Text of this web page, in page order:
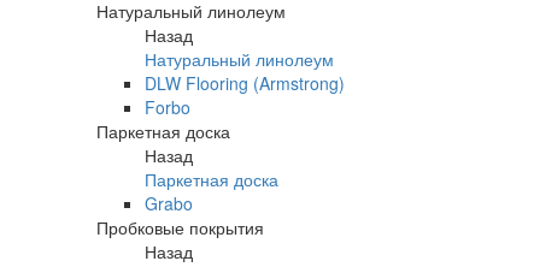
Натуральный линолеум
Назад
Натуральный линолеум
DLW Flooring (Armstrong)
Forbo
Паркетная доска
Назад
Паркетная доска
Grabo
Пробковые покрытия
Назад